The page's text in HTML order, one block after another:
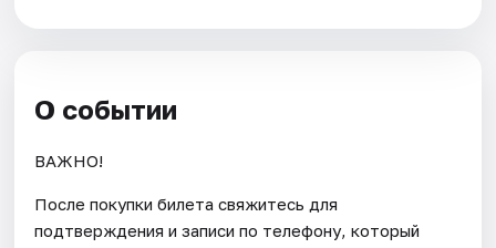
О событии
ВАЖНО!
После покупки билета свяжитесь для
подтверждения и записи по телефону, который